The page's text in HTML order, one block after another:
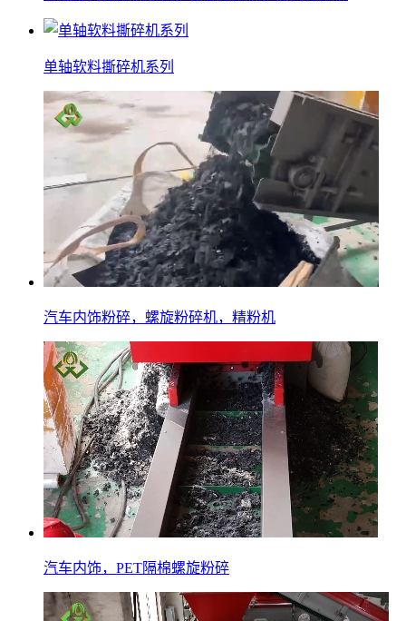
单轴软料撕碎机系列
汽车内饰粉碎，螺旋粉碎机，精粉机
汽车内饰，PET隔棉螺旋粉碎